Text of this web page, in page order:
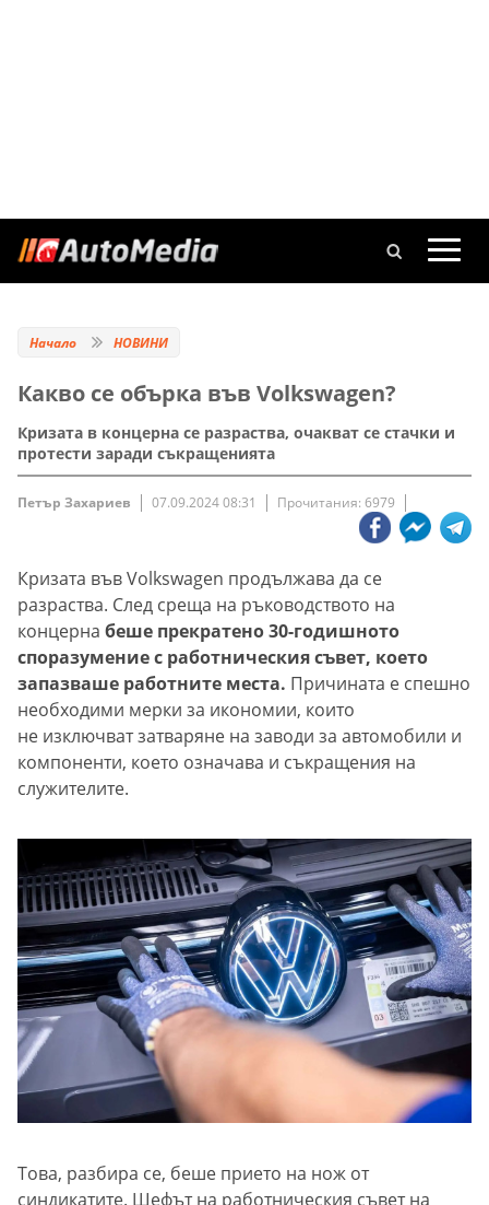
Начало НОВИНИ
Какво се обърка във Volkswagen?
Кризата в концерна се разраства, очакват се стачки и
протести заради съкращенията
Петър Захариев 07.09.2024 08:31 Прочитания: 6979
Кризата във Volkswagen продължава да се
разраства. След среща на ръководството на
концерна беше прекратено 30-годишното
споразумение с работническия съвет, което
запазваше работните места. Причината е спешно
необходими мерки за икономии, които
не изключват затваряне на заводи за автомобили и
компоненти, което означава и съкращения на
служителите.
Това, разбира се, беше прието на нож от
синдикатите. Шефът на работническия съвет на